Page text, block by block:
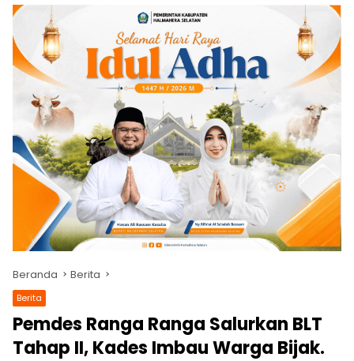
Beranda Berita
Berita
Pemdes Ranga Ranga Salurkan BLT
Tahap II, Kades Imbau Warga Bijak.